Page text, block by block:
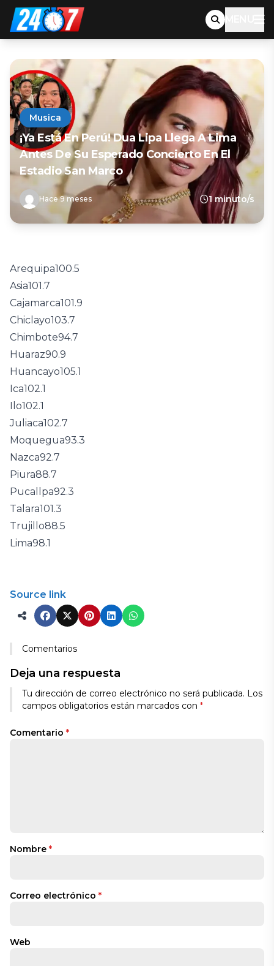
MENU
Musica
¡Ya Está En Perú! Dua Lipa Llega A Lima
Antes De Su Esperado Concierto En El
Estadio San Marco
Hace 9 meses 1 minuto/s
Arequipa100.5
Asia101.7
Cajamarca101.9
Chiclayo103.7
Chimbote94.7
Huaraz90.9
Huancayo105.1
Ica102.1
Ilo102.1
Juliaca102.7
Moquegua93.3
Nazca92.7
Piura88.7
Pucallpa92.3
Talara101.3
Trujillo88.5
Lima98.1
Source link
Comentarios
Deja una respuesta
Tu dirección de correo electrónico no será publicada. Los
campos obligatorios están marcados con *
Comentario *
Nombre *
Correo electrónico *
Web